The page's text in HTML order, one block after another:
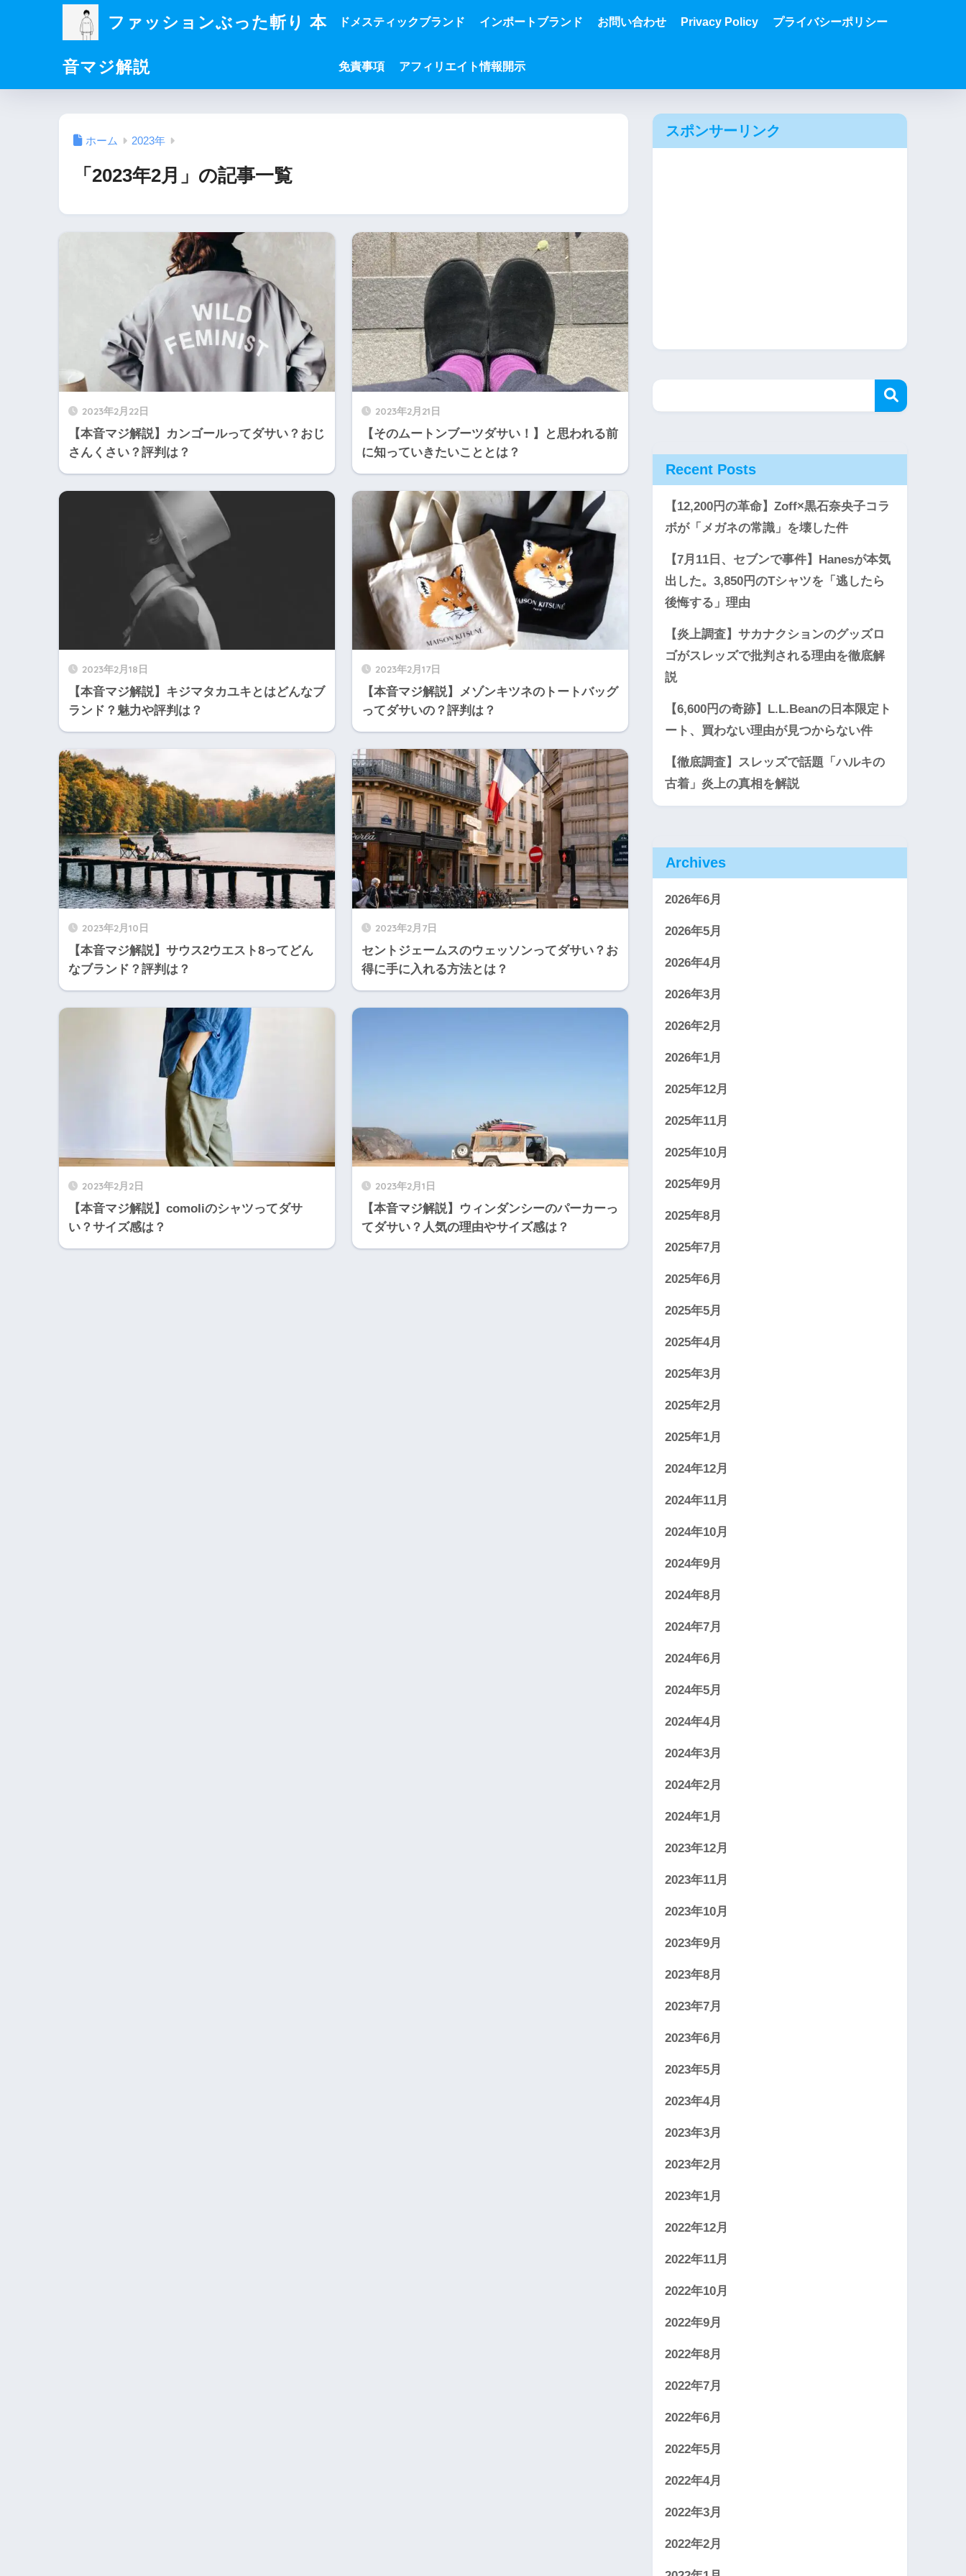
ファッションぶった斬り 本
音マジ解説
ドメスティックブランド インポートブランド お問い合わせ Privacy Policy プライバシーポリシー
免責事項 アフィリエイト情報開示
ホーム 2023年
「2023年2月」の記事一覧
2023年2月22日
【本音マジ解説】カンゴールってダサい？おじ
さんくさい？評判は？
2023年2月21日
【そのムートンブーツダサい！】と思われる前
に知っていきたいこととは？
2023年2月18日
【本音マジ解説】キジマタカユキとはどんなブ
ランド？魅力や評判は？
2023年2月17日
【本音マジ解説】メゾンキツネのトートバッグ
ってダサいの？評判は？
2023年2月10日
【本音マジ解説】サウス2ウエスト8ってどん
なブランド？評判は？
2023年2月7日
セントジェームスのウェッソンってダサい？お
得に手に入れる方法とは？
2023年2月2日
【本音マジ解説】comoliのシャツってダサ
い？サイズ感は？
2023年2月1日
【本音マジ解説】ウィンダンシーのパーカーっ
てダサい？人気の理由やサイズ感は？
スポンサーリンク
Recent Posts
【12,200円の革命】Zoff×黒石奈央子コラ
ボが「メガネの常識」を壊した件
【7月11日、セブンで事件】Hanesが本気
出した。3,850円のTシャツを「逃したら
後悔する」理由
【炎上調査】サカナクションのグッズロ
ゴがスレッズで批判される理由を徹底解
説
【6,600円の奇跡】L.L.Beanの日本限定ト
ート、買わない理由が見つからない件
【徹底調査】スレッズで話題「ハルキの
古着」炎上の真相を解説
Archives
2026年6月
2026年5月
2026年4月
2026年3月
2026年2月
2026年1月
2025年12月
2025年11月
2025年10月
2025年9月
2025年8月
2025年7月
2025年6月
2025年5月
2025年4月
2025年3月
2025年2月
2025年1月
2024年12月
2024年11月
2024年10月
2024年9月
2024年8月
2024年7月
2024年6月
2024年5月
2024年4月
2024年3月
2024年2月
2024年1月
2023年12月
2023年11月
2023年10月
2023年9月
2023年8月
2023年7月
2023年6月
2023年5月
2023年4月
2023年3月
2023年2月
2023年1月
2022年12月
2022年11月
2022年10月
2022年9月
2022年8月
2022年7月
2022年6月
2022年5月
2022年4月
2022年3月
2022年2月